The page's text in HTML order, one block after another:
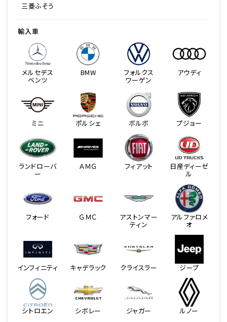
三菱ふそう
輸入車
メルセデス
ベンツ
BMW フォルクス
ワーゲン
アウディ
ミニ ポルシェ ボルボ プジョー
ランドローバ
ー
ＡＭＧ フィアット 日産ディーゼ
ル
フォード ＧＭＣ アストンマー
ティン
アルファロメ
オ
インフィニティ キャデラック クライスラー ジープ
シトロエン シボレー ジャガー ルノー